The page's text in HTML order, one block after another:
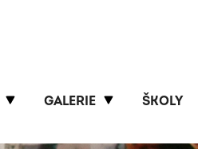
GALERIE ŠKOLY